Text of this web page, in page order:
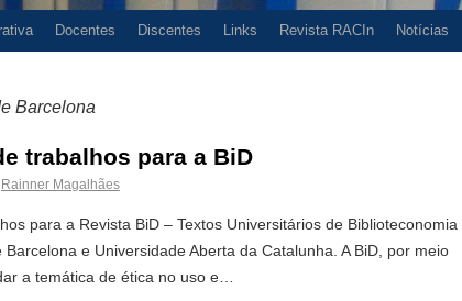
Docentes Discentes Links Revista RACIn Notícias
Barcelona
trabalhos para a BiD
Rainner Magalhães
para a Revista BiD – Textos Universitários de Biblioteconomia
e Universidade Aberta da Catalunha. A BiD, por meio
a temática de ética no uso e…